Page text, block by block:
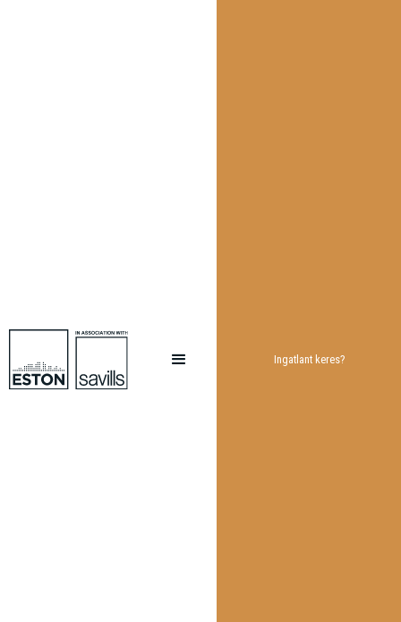
Ingatlant keres?